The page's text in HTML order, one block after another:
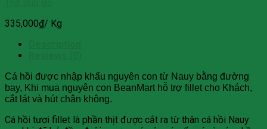
335,000₫/ Kg
Cá hồi được nhập khẩu nguyên con từ Nauy bằng đường
bay, Khi mua nguyên con BeanMart hỗ trợ fillet cho Khách,
cắt lát và hút chân không.
Cá hồi tươi fillet là phần thịt được cắt ra từ thân cá hồi Nauy